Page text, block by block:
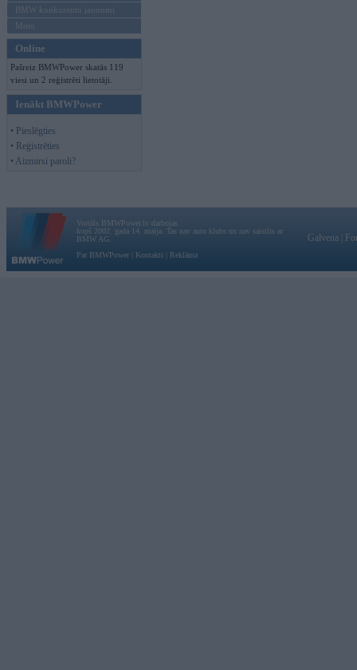
BMW konkurentu jaunumi
Moto
Online
Pašreiz BMWPower skatās 119
viesi un 2 reģistrēti lietotāji.
Ienākt BMWPower
• Pieslēgties
• Reģistrēties
• Aizmirsi paroli?
Vortāls BMWPower.lv darbojas
kopš 2002. gada 14. maija. Tas nav auto klubs un nav saistīts ar
BMW AG.
Par BMWPower
Kontakti Reklāma
Galvena